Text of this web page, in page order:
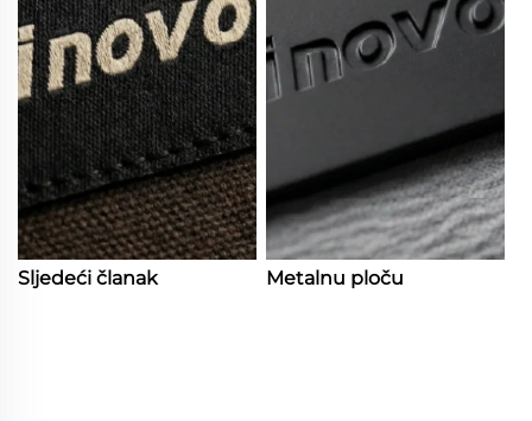
Sljedeći članak Metalnu ploču